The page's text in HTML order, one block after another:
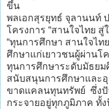
ขึ้น
พลเอกสุรยุทธ์ จุลานนท์
โครงการ “สานใจไทย สู่
“ทุนการศึกษา สานใจไ
ศึกษาแก่เยาวชนผู้ผ่านโ
ทุนการศึกษาระดับมัธยม
สนับสนุนการศึกษาและ
ขาดแคลนทุนทรัพย์ ซึ่งปั
กระจายอยู่ทุกภูมิภาค ทั้